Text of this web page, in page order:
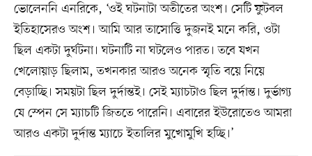
ভোলেননি এনরিকে, ‘ওই ঘটনাটা অতীতের অংশ। সেটি ফুটবল
ইতিহাসেরও অংশ। আমি আর তাসোত্তি দুজনই মনে করি, ওটা
ছিল একটা দুর্ঘটনা। ঘটনাটি না ঘটলেও পারত। তবে যখন
খেলোয়াড় ছিলাম, তখনকার আরও অনেক স্মৃতি বয়ে নিয়ে
বেড়াচ্ছি। সময়টা ছিল দুর্দান্তই। সেই ম্যাচটাও ছিল দুর্দান্ত। দুর্ভাগ্য
যে স্পেন সে ম্যাচটি জিততে পারেনি। এবারের ইউরোতেও আমরা
আরও একটা দুর্দান্ত ম্যাচে ইতালির মুখোমুখি হচ্ছি।’